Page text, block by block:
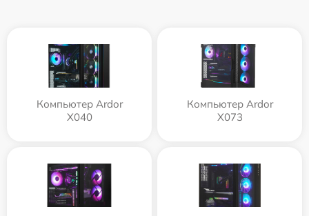
Компьютер Ardor
X040
Компьютер Ardor
X073